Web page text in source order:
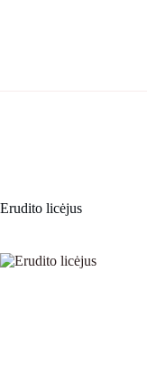
Erudito licėjus